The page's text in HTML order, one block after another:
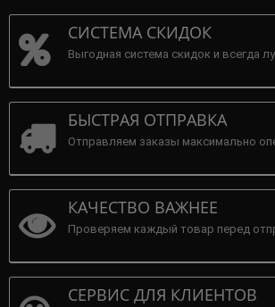
СИСТЕМА СКИДОК
Выгодная система скидок и всегда
БЫСТРАЯ ОТПРАВКА
Отправляем заказы максимально
КАЧЕСТВО ВАЖНЕЕ
Проверяем каждый товар перед
СЕРВИС ДЛЯ КЛИЕНТОВ